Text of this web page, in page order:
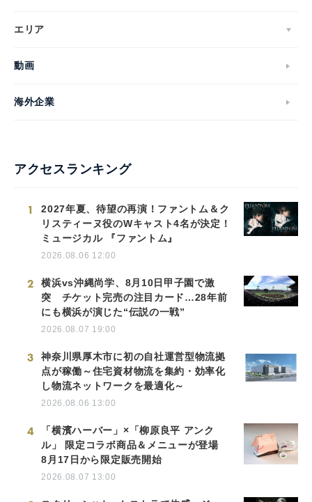
エリア
動画
海外企業
アクセスランキング
1
2027年夏、待望の再演！ファントム＆ク
リスティーヌ役のWキャスト4名が決定！
ミュージカル 『ファントム』
2026.08.06 12:00
2
横浜vs沖縄尚学、8月10日甲子園で激
突 チケット完売の注目カード…28年前
にも横浜が演じた“伝説の一戦”
2026.08.07 19:00
3
神奈川県厚木市に初の自社運営型物流拠
点が稼働～住宅資材物流を集約・効率化
し物流ネットワークを最適化～
2026.08.06 13:00
4
「横濱ハーバー」×「柳原良平 アンク
ル」 限定コラボ商品＆メニューが登場
8月17日から限定販売開始
2026.08.07 13:00